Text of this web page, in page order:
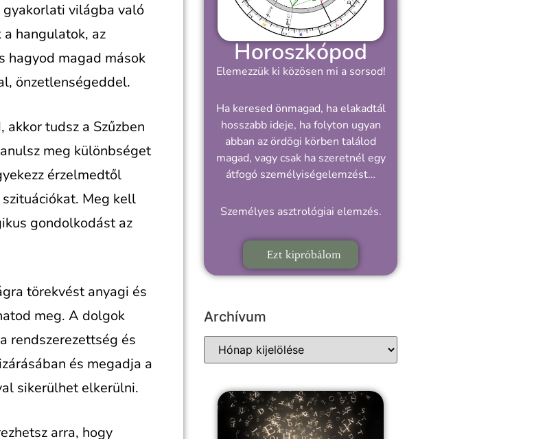
gyakorlati világba való
hangulatok, az
hagyod magad mások
önzetlenségeddel.
tudsz a Szűzben
meg különbséget
érzelmedtől
Meg kell
gondolkodást az
törekvést anyagi és
meg. A dolgok
rendszerezettség és
és megadja a
sikerülhet elkerülni.
arra, hogy
Horoszkópod
Elemezzük ki közösen mi a sorsod!
Ha keresed önmagad, ha elakadtál
hosszabb ideje, ha folyton ugyan
abban az ördögi körben találod
magad, vagy csak ha szeretnél egy
átfogó személyiségelemzést…
Személyes asztrológiai elemzés.
Ezt kipróbálom
Archívum